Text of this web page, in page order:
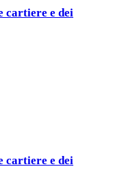
cartiere e dei
cartiere e dei